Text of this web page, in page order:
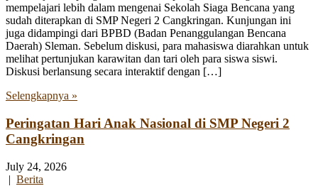
mempelajari lebih dalam mengenai Sekolah Siaga Bencana yang
sudah diterapkan di SMP Negeri 2 Cangkringan. Kunjungan ini
juga didampingi dari BPBD (Badan Penanggulangan Bencana
Daerah) Sleman. Sebelum diskusi, para mahasiswa diarahkan untuk
melihat pertunjukan karawitan dan tari oleh para siswa siswi.
Diskusi berlansung secara interaktif dengan […]
Selengkapnya »
Peringatan Hari Anak Nasional di SMP Negeri 2
Cangkringan
July 24, 2026
| Berita